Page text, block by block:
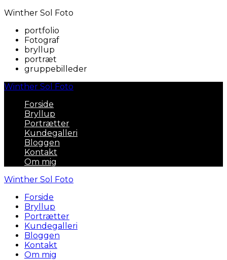
Winther Sol Foto
portfolio
Fotograf
bryllup
portræt
gruppebilleder
Winther Sol Foto
Forside
Bryllup
Portrætter
Kundegalleri
Bloggen
Kontakt
Om mig
Winther Sol Foto
Forside
Bryllup
Portrætter
Kundegalleri
Bloggen
Kontakt
Om mig